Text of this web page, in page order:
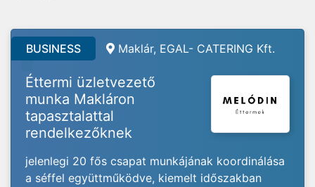
BUSINESS Maklár, EGAL- CATERING Kft.
Éttermi üzletvezető
munka Makláron
tapasztalattal
rendelkezőknek
jelenlegi 20 fős csapat munkájának koordinálása
a séffel együttműködve, kiemelt időszakban